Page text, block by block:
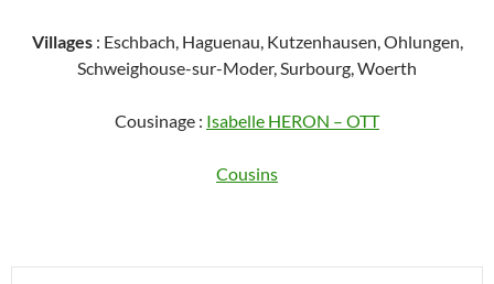
Villages: Eschbach, Haguenau, Kutzenhausen, Ohlungen,
Schweighouse-sur-Moder, Surbourg, Woerth
Cousinage : Isabelle HERON – OTT
Cousins